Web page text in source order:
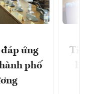
ứng
phố